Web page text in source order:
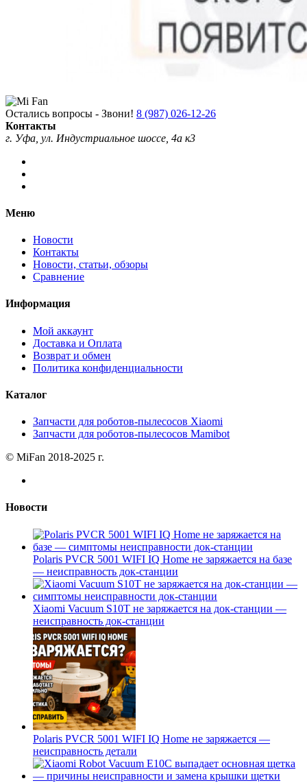
Остались вопросы - Звони! 8 (987) 026-12-26
Контакты
г. Уфа, ул. Индустриальное шоссе, 4а к3
Меню
Новости
Контакты
Новости, статьи, обзоры
Сравнение
Информация
Мой аккаунт
Доставка и Оплата
Возврат и обмен
Политика конфиденциальности
Каталог
Запчасти для роботов-пылесосов Xiaomi
Запчасти для роботов-пылесосов Mamibot
© MiFan 2018-2025 г.
Новости
Polaris PVCR 5001 WIFI IQ Home не заряжается на базе
— неисправность док-станции
Xiaomi Vacuum S10T не заряжается на док-станции —
неисправность док-станции
Polaris PVCR 5001 WIFI IQ Home не заряжается —
неисправность детали